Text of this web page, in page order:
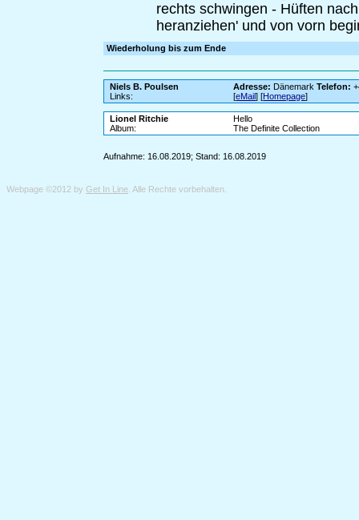
rechts schwingen - Hüften
heranziehen' und von vorn
Wiederholung bis zum Ende
Niels B. Poulsen Adresse: DänemarkTelefon:
Links:
[eMail] [Homepage]
Lionel Ritchie
Hello
Album:
The Definite Collection
Aufnahme: 16.08.2019; Stand: 16.08.2019
Webpage ©2012 by Get In Line . Alle Rechte vorbehalten.